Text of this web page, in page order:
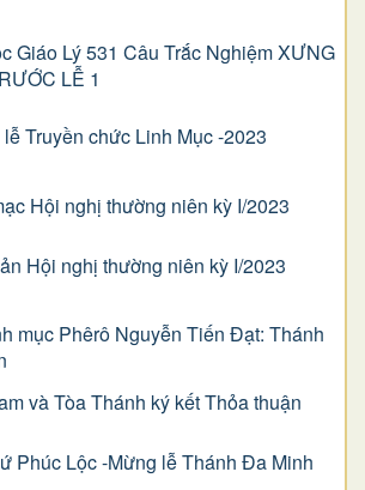
Giáo Lý 531 Câu Trắc Nghiệm XƯNG
LỄ 1
Truyền chức Linh Mục -2023
Hội nghị thường niên kỳ I/2023
Hội nghị thường niên kỳ I/2023
mục Phêrô Nguyễn Tiến Đạt: Thánh
và Tòa Thánh ký kết Thỏa thuận
Phúc Lộc -Mừng lễ Thánh Đa Minh